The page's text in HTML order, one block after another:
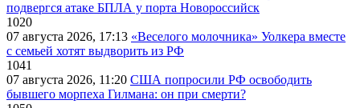
подвергся атаке БПЛА у порта Новороссийск
1020
07 августа 2026, 17:13 «Веселого молочника» Уолкера вместе
с семьей хотят выдворить из РФ
1041
07 августа 2026, 11:20 США попросили РФ освободить
бывшего морпеха Гилмана: он при смерти?